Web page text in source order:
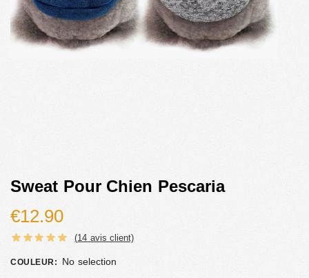
Sweat Pour Chien Pescaria
€12.90
(14 avis client)
COULEUR: No selection